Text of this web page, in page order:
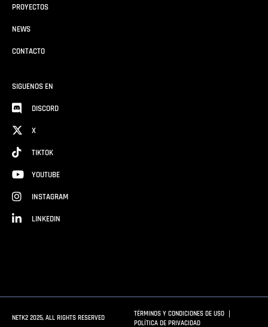
PROYECTOS
NEWS
CONTACTO
SIGUENOS EN
DISCORD
X
TIKTOK
YOUTUBE
INSTAGRAM
LINKEDIN
NETK2 2025, ALL RIGHTS RESERVED
TÉRMINOS Y CONDICIONES DE USO
POLÍTICA DE PRIVACIDAD